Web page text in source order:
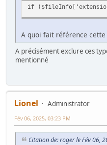
if
A quoi fait référence cette
A précisément exclure ces
mentionné
Lionel
Administrator
Fév 06, 2025, 03:23 PM
Citation de: roger le Fév 06,